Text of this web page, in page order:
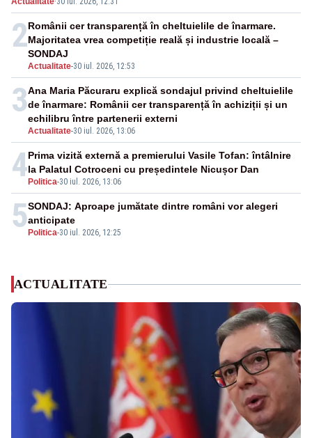
2
Actualitate-30 iul. 2026, 12:53
Românii cer transparență în cheltuielile de înarmare.
Majoritatea vrea competiție reală și industrie locală –
SONDAJ
3
Actualitate-30 iul. 2026, 13:06
Ana Maria Păcuraru explică sondajul privind cheltuielile
de înarmare: Românii cer transparență în achiziții și un
echilibru între partenerii externi
4 Politica-30 iul. 2026, 13:06
Prima vizită externă a premierului Vasile Tofan: întâlnire
la Palatul Cotroceni cu președintele Nicușor Dan
5 Politica-30 iul. 2026, 12:25
SONDAJ: Aproape jumătate dintre români vor alegeri
anticipate
ACTUALITATE